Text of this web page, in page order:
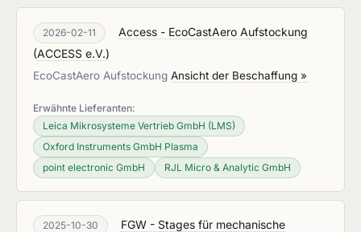
2026-02-11
Access - EcoCastAero Aufstockung
(ACCESS e.V.)
EcoCastAero Aufstockung Ansicht der Beschaffung »
Erwähnte Lieferanten:
Leica Mikrosysteme Vertrieb GmbH (LMS)
Oxford Instruments GmbH Plasma
point electronic GmbH
RJL Micro & Analytic GmbH
2025-10-30
FGW - Stages für mechanische